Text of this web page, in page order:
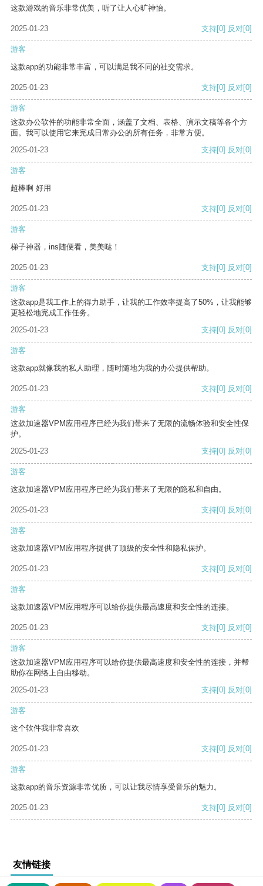
这款游戏的音乐非常优美，听了让人心旷神怡。
2025-01-23 支持[0] 反对[0]
游客
这款app的功能非常丰富，可以满足我不同的社交需求。
2025-01-23 支持[0] 反对[0]
游客
这款办公软件的功能非常全面，涵盖了文档、表格、演示文稿等各个方
面。我可以使用它来完成日常办公的所有任务，非常方便。
2025-01-23
支持[0] 反对[0]
游客
超棒啊 好用
2025-01-23 支持[0] 反对[0]
游客
梯子神器，ins随便看，美美哒！
2025-01-23 支持[0] 反对[0]
游客
这款app是我工作上的得力助手，让我的工作效率提高了50%，让我能够
更轻松地完成工作任务。
2025-01-23
支持[0] 反对[0]
游客
这款app就像我的私人助理，随时随地为我的办公提供帮助。
2025-01-23 支持[0] 反对[0]
游客
这款加速器VPM应用程序已经为我们带来了无限的流畅体验和安全性保
护。
2025-01-23
支持[0] 反对[0]
游客
这款加速器VPM应用程序已经为我们带来了无限的隐私和自由。
2025-01-23 支持[0] 反对[0]
游客
这款加速器VPM应用程序提供了顶级的安全性和隐私保护。
2025-01-23 支持[0] 反对[0]
游客
这款加速器VPM应用程序可以给你提供最高速度和安全性的连接。
2025-01-23 支持[0] 反对[0]
游客
这款加速器VPM应用程序可以给你提供最高速度和安全性的连接，并帮
助你在网络上自由移动。
2025-01-23
支持[0] 反对[0]
游客
这个软件我非常喜欢
2025-01-23 支持[0] 反对[0]
游客
这款app的音乐资源非常优质，可以让我尽情享受音乐的魅力。
2025-01-23 支持[0] 反对[0]
友情链接